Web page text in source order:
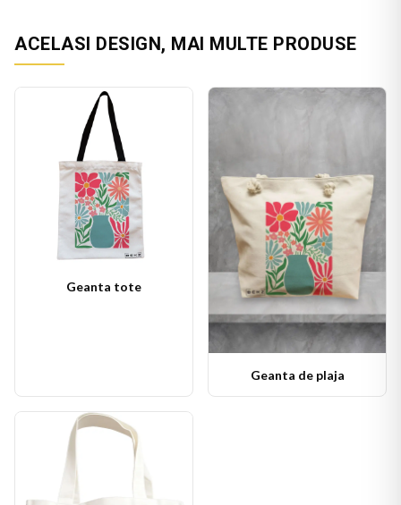
ACELASI DESIGN, MAI MULTE PRODUSE
Geanta tote
Geanta de plaja